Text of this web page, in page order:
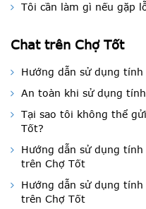
Tôi cần làm gì nếu gặp
Chat trên Chợ Tốt
Hướng dẫn sử dụng
An toàn khi sử dụng
Tại sao tôi không thể
Tốt?
Hướng dẫn sử dụng
trên Chợ Tốt
Hướng dẫn sử dụng tính
trên Chợ Tốt